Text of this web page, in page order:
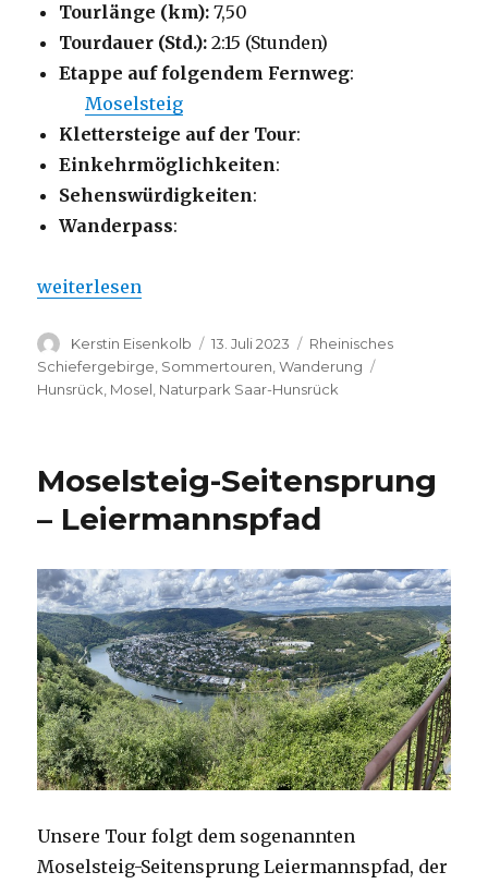
Tourlänge (km):7,50
Tourdauer (Std.): 2:15 (Stunden)
Etappe auf folgendem Fernweg:
Moselsteig
Klettersteige auf der Tour:
Einkehrmöglichkeiten:
Sehenswürdigkeiten:
Wanderpass:
„Moselsteig-Seitensprung – Bernkasteler
weiterlesen
Autor
Kerstin Eisenkolb
Veröffentlicht
am
13. Juli 2023 Kategorien
Rheinisches
Schiefergebirge, Sommertouren,Wanderung
Hunsrück, Mosel, Naturpark Saar-Hunsrück
Moselsteig-Seitensprung
– Leiermannspfad
Unsere Tour folgt dem sogenannten
Moselsteig-Seitensprung Leiermannspfad, der